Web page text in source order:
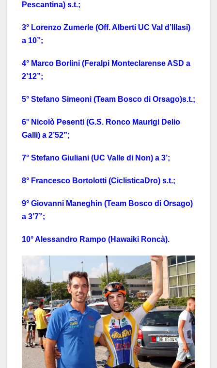
Pescantina) s.t.;
3° Lorenzo Zumerle (Off. Alberti UC Val d’Illasi)
a 10”;
4° Marco Borlini (Feralpi Monteclarense ASD a
2’12”;
5° Stefano Simeoni (Team Bosco di Orsago)s.t.;
6° Nicolò Pesenti (G.S. Ronco Maurigi Delio
Galli) a 2’52”;
7° Stefano Giuliani (UC Valle di Non) a 3’;
8° Francesco Bortolotti (CiclisticaDro) s.t.;
9° Giovanni Maneghin (Team Bosco di Orsago)
a 3’7”;
10° Alessandro Rampo (Hawaiki Roncà).